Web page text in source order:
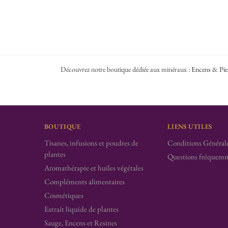
Découvrez notre boutique dédiée aux minéraux :Encens &
BOUTIQUE
Tisanes, infusions et poudres de
plantes
Aromathérapie et huiles végétales
Compléments alimentaires
Cosmétiques
Extrait liquide de plantes
Sauge, Encens et Resines
LIENS UTILES
Conditions
Questions